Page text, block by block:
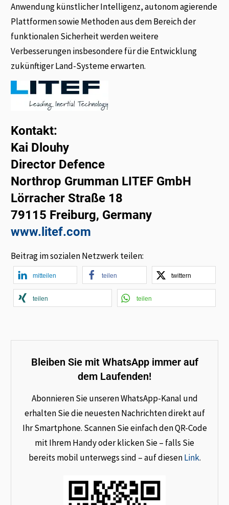
Anwendung künstlicher Intelligenz, autonom agierende
Plattformen sowie Methoden aus dem Bereich der
funktionalen Sicherheit werden weitere
Verbesserungen insbesondere für die Entwicklung
zukünftiger Land-Systeme erwarten.
Kontakt:
Kai Dlouhy
Director Defence
Northrop Grumman LITEF GmbH
Lörracher Straße 18
79115 Freiburg, Germany
www.litef.com
Beitrag im sozialen Netzwerk teilen:
mitteilen teilen twittern
teilen teilen
Bleiben Sie mit WhatsApp immer auf
dem Laufenden!
Abonnieren Sie unseren WhatsApp-Kanal und
erhalten Sie die neuesten Nachrichten direkt auf
Ihr Smartphone. Scannen Sie einfach den QR-Code
mit Ihrem Handy oder klicken Sie – falls Sie
bereits mobil unterwegs sind – auf diesenLink.